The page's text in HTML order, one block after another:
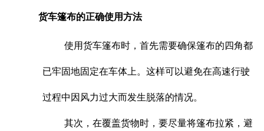
货车篷布的正确使用方法
使用货车篷布时，首先需要确保篷布的四角都
已牢固地固定在车体上。这样可以避免在高速行驶
过程中因风力过大而发生脱落的情况。
其次，在覆盖货物时，要尽量将篷布拉紧，避